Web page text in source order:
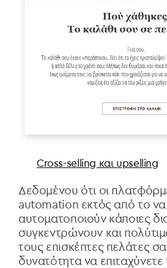
Cross-selling και upselling
Δεδομένου ότι οι
automation εκτός από το να
αυτοματοποιούν κάποιες
συγκεντρώνουν και
τους επισκέπτες πελάτες
δυνατότητα να επιταχύνετε